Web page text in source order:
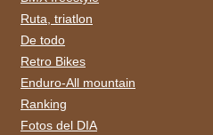
Ruta, triatlon
De todo
Retro Bikes
Enduro-All mountain
Ranking
Fotos del DIA